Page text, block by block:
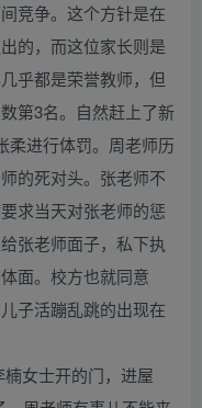
竞争。这个方针是在
的，而这位家长则是
乎都是荣誉教师，但
第3名。自然赶上了新
柔进行体罚。周老师历
的死对头。张老师不
求当天对张老师的惩
张老师面子，私下执
面。校方也就同意
子活蹦乱跳的出现在
女士开的门，进屋